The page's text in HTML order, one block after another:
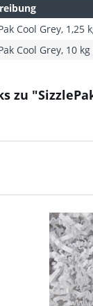
Cool Grey, 1,25
Cool Grey, 10
zu